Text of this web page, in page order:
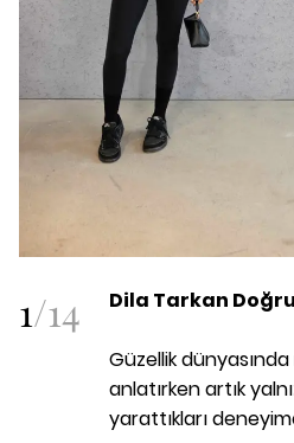
1/14 Dila Tarkan
Güzellik
anlatırken artık
yarattıkları